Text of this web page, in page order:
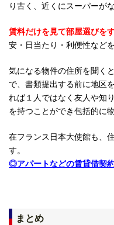
り古く、近くにスーパーが
賃料だけを見て部屋選びを
安・日当たり・利便性など
気になる物件の住所を聞く
で、書類提出する前に地区
れば１人ではなく友人や知
を持つことができ包括的に
在フランス日本大使館も、
す。
◎アパートなどの賃貸借契
まとめ